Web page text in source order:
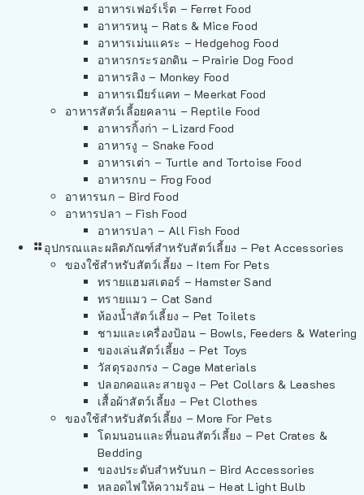
อาหารเฟอร์เร็ต – Ferret Food
อาหารหนู – Rats & Mice Food
อาหารเม่นแคระ – Hedgehog Food
อาหารกระรอกดิน – Prairie Dog Food
อาหารลิง – Monkey Food
อาหารเมียร์แคท – Meerkat Food
อาหารสัตว์เลี้อยคลาน – Reptile Food
อาหารกิ้งก่า – Lizard Food
อาหารงู – Snake Food
อาหารเต่า – Turtle and Tortoise Food
อาหารกบ – Frog Food
อาหารนก – Bird Food
อาหารปลา – Fish Food
อาหารปลา – All Fish Food
อุปกรณและผลิตภัณฑ์สำหรับสัตว์เลี้ยง – Pet Accessories
ของใช้สำหรับสัตว์เลี้ยง – Item For Pets
ทรายแฮมสเตอร์ – Hamster Sand
ทรายแมว – Cat Sand
ห้องน้ำสัตว์เลี้ยง – Pet Toilets
ชามและเครื่องป้อน – Bowls, Feeders & Watering
ของเล่นสัตว์เลี้ยง – Pet Toys
วัสดุรองกรง – Cage Materials
ปลอกคอและสายจูง – Pet Collars & Leashes
เสื้อผ้าสัตว์เลี้ยง – Pet Clothes
ของใช้สำหรับสัตว์เลี้ยง – More For Pets
โดมนอนและที่นอนสัตว์เลี้ยง – Pet Crates &
Bedding
ของประดับสำหรับนก – Bird Accessories
หลอดไฟให้ความร้อน – Heat Light Bulb